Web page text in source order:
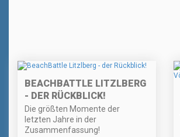
BEACHBATTLE LITZLBERG
- DER RÜCKBLICK!
Die größten Momente der
letzten Jahre in der
Zusammenfassung!